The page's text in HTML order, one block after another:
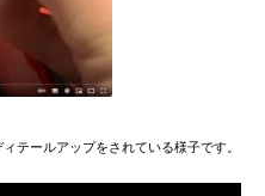
テールアップをされている様子です。